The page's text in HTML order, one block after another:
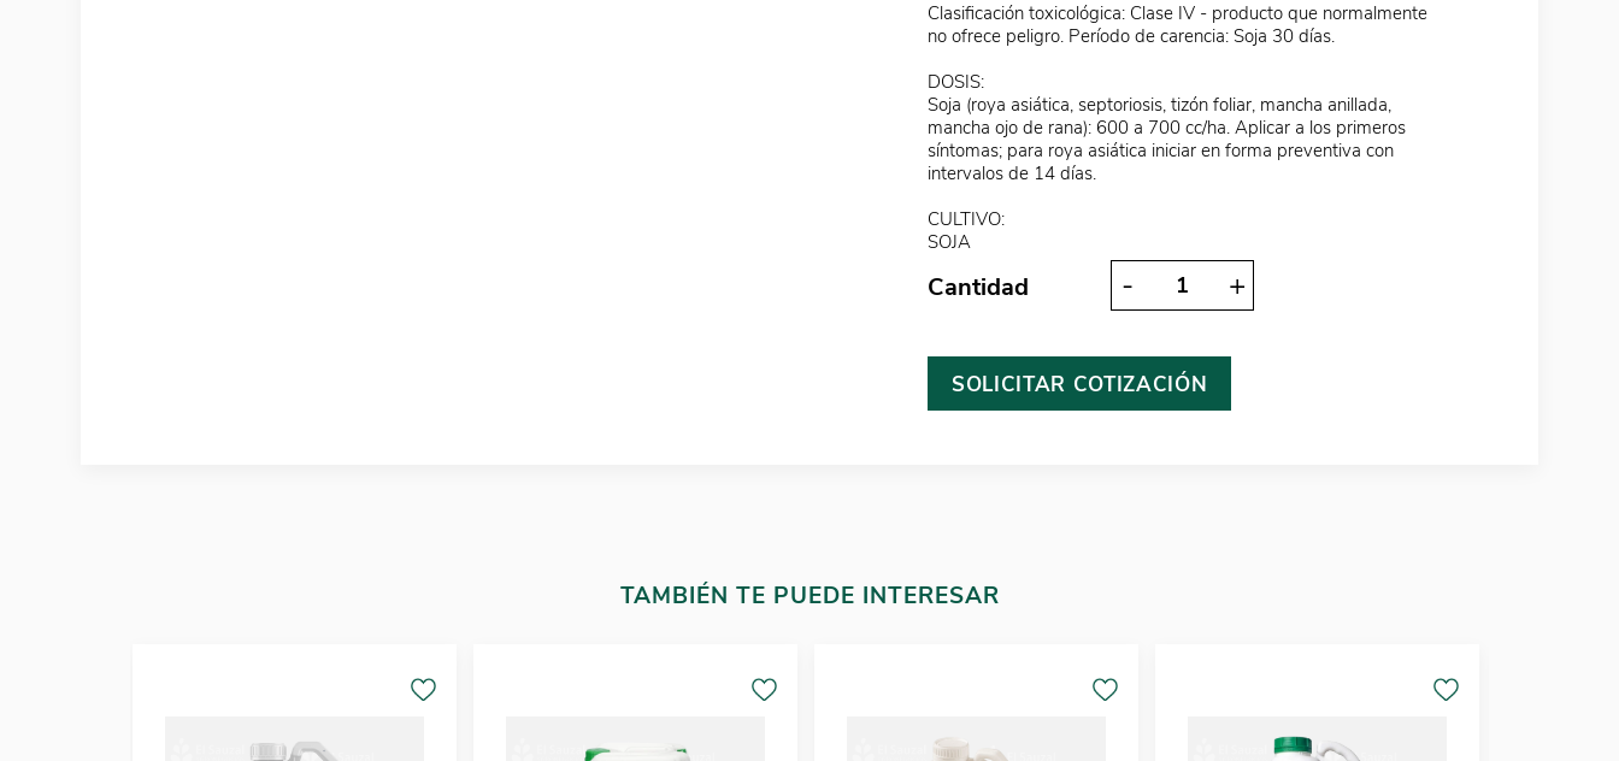
Clasificación toxicológica: Clase IV - producto que normalmente
no ofrece peligro. Período de carencia: Soja 30 días.
DOSIS:
Soja (roya asiática, septoriosis, tizón foliar, mancha anillada,
mancha ojo de rana): 600 a 700 cc/ha. Aplicar a los primeros
síntomas; para roya asiática iniciar en forma preventiva con
intervalos de 14 días.
CULTIVO:
SOJA
Cantidad - +
SOLICITAR COTIZACIÓN
TAMBIÉN TE PUEDE INTERESAR